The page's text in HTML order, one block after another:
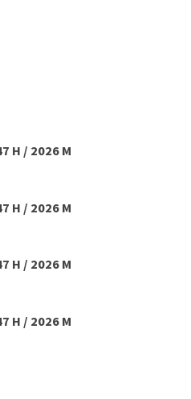
H / 2026 M
H / 2026 M
H / 2026 M
H / 2026 M